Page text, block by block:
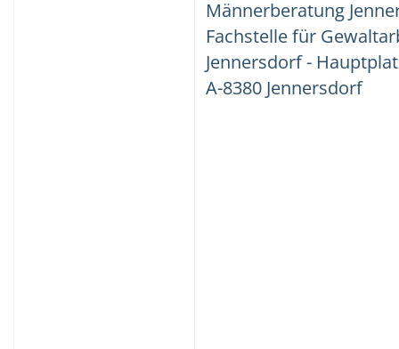
Männerberatung
Fachstelle für
Jennersdorf -
A-8380 Jennersdorf